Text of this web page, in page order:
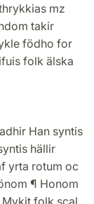
mz
takir
födho for
folk älska
Han syntis
hällir
yrta rotum oc
¶ Honom
folk scal